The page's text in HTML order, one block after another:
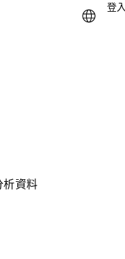
登入
析資料